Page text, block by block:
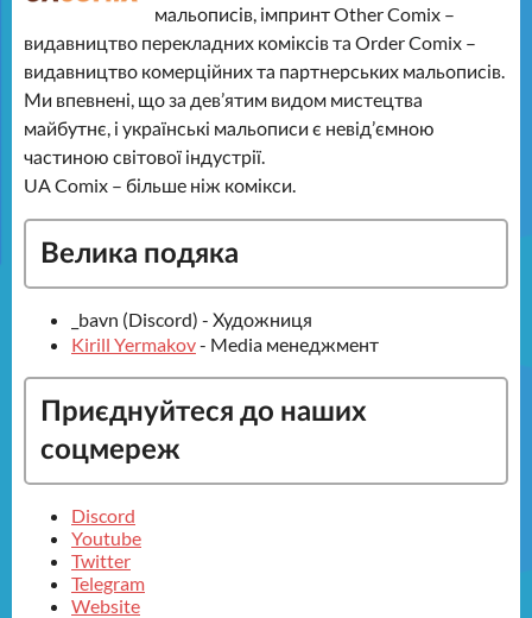
мальописів, імпринт Other Comix –
видавництво перекладних коміксів та Order Comix –
видавництво комерційних та партнерських мальописів.
Ми впевнені, що за дев’ятим видом мистецтва
майбутнє, і українські мальописи є невід’ємною
частиною світової індустрії.
UA Comix – більше ніж комікси.
Велика подяка
_bavn (Discord) - Художниця
Kirill Yermakov- Media менеджмент
Приєднуйтеся до наших
соцмереж
Discord
Youtube
Twitter
Telegram
Website